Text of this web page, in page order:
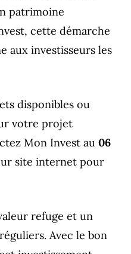
patrimoine
cette démarche
aux investisseurs les
disponibles ou
votre projet
Mon Invest au 06
site internet pour
refuge et un
Avec le bon